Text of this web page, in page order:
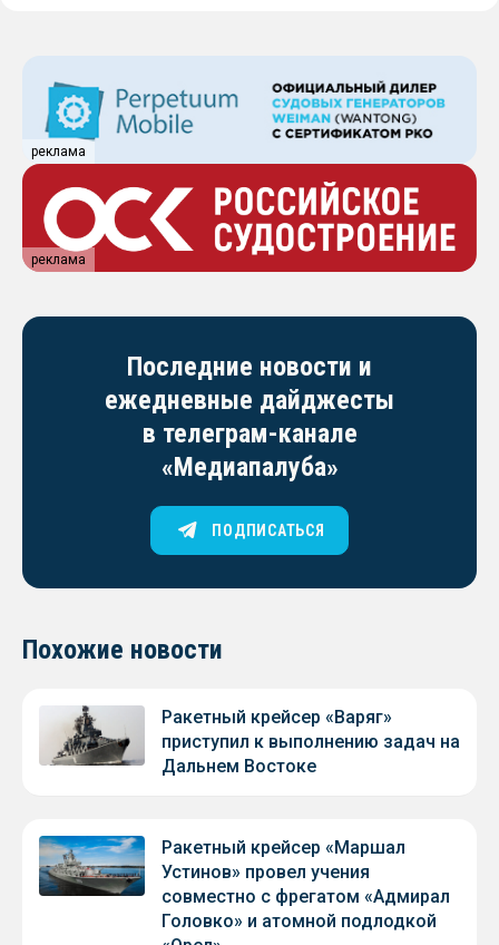
реклама
реклама
Последние новости и
ежедневные дайджесты
в телеграм-канале
«Медиапалуба»
ПОДПИСАТЬСЯ
Похожие новости
Ракетный крейсер «Варяг»
приступил к выполнению задач на
Дальнем Востоке
Ракетный крейсер «Маршал
Устинов» провел учения
совместно с фрегатом «Адмирал
Головко» и атомной подлодкой